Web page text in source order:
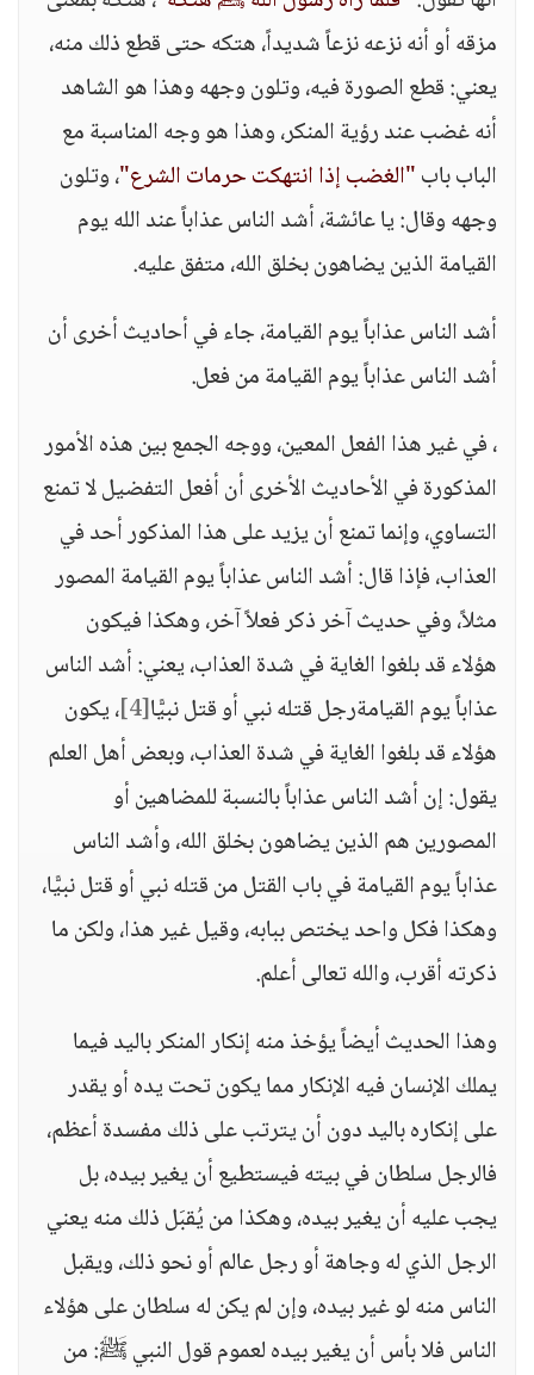
مزقه أو أنه نزعه نزعاً شديداً، هتكه حتى قطع ذلك منه،
يعني: قطع الصورة فيه، وتلون وجهه وهذا هو الشاهد
أنه غضب عند رؤية المنكر، وهذا هو وجه المناسبة مع
الباب باب"الغضب إذا انتهكت حرمات الشرع"، وتلون
وجهه وقال: يا عائشة، أشد الناس عذاباً عند الله يوم
القيامة الذين يضاهون بخلق الله، متفق عليه.
أشد الناس عذاباً يوم القيامة، جاء في أحاديث أخرى أن
أشد الناس عذاباً يوم القيامة من فعل.
، في غير هذا الفعل المعين، ووجه الجمع بين هذه الأمور
المذكورة في الأحاديث الأخرى أن أفعل التفضيل لا تمنع
التساوي، وإنما تمنع أن يزيد على هذا المذكور أحد في
العذاب، فإذا قال: أشد الناس عذاباً يوم القيامة المصور
مثلاً، وفي حديث آخر ذكر فعلاً آخر، وهكذا فيكون
هؤلاء قد بلغوا الغاية في شدة العذاب، يعني: أشد الناس
عذاباً يوم القيامةرجل قتله نبي أو قتل نبيًّا[4] ، يكون
هؤلاء قد بلغوا الغاية في شدة العذاب، وبعض أهل العلم
يقول: إن أشد الناس عذاباً بالنسبة للمضاهين أو
المصورين هم الذين يضاهون بخلق الله، وأشد الناس
عذاباً يوم القيامة في باب القتل من قتله نبي أو قتل نبيًّا،
وهكذا فكل واحد يختص ببابه، وقيل غير هذا، ولكن ما
ذكرته أقرب، والله تعالى أعلم.
وهذا الحديث أيضاً يؤخذ منه إنكار المنكر باليد فيما
يملك الإنسان فيه الإنكار مما يكون تحت يده أو يقدر
على إنكاره باليد دون أن يترتب على ذلك مفسدة أعظم،
فالرجل سلطان في بيته فيستطيع أن يغير بيده، بل
يجب عليه أن يغير بيده، وهكذا من يُقبَل ذلك منه يعني
الرجل الذي له وجاهة أو رجل عالم أو نحو ذلك، ويقبل
الناس منه لو غير بيده، وإن لم يكن له سلطان على هؤلاء
الناس فلا بأس أن يغير بيده لعموم قول النبي ﷺ: من